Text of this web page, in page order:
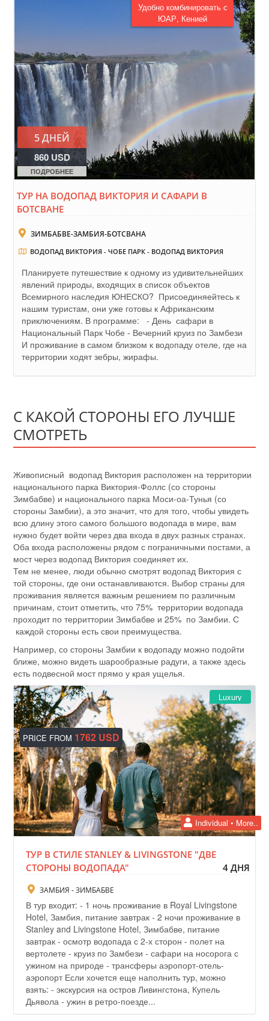
5 ДНЕЙ
860 USD
ПОДРОБНЕЕ
Удобно комбинировать с
ЮАР, Кенией
ТУР НА ВОДОПАД ВИКТОРИЯ И САФАРИ В
БОТСВАНЕ
ЗИМБАБВЕ-ЗАМБИЯ-БОТСВАНА
ВОДОПАД ВИКТОРИЯ - ЧОБЕ ПАРК - ВОДОПАД ВИКТОРИЯ
Планируете путешествие к одному из удивительнейших
явлений природы, входящих в список объектов
Всемирного наследия ЮНЕСКО? Присоединяейтесь к
нашим туристам, они уже готовы к Африканским
приключениям. В программе: - День сафари в
Национальный Парк Чобе - Вечерний круиз по Замбези
И проживание в самом близком к водопаду отеле, где на
территории ходят зебры, жирафы.
С КАКОЙ СТОРОНЫ ЕГО ЛУЧШЕ
СМОТРЕТЬ
Живописный водопад Виктория расположен на территории
национального парка Виктория-Фоллс (со стороны
Зимбабве) и национального парка Моси-оа-Тунья (со
стороны Замбии), а это значит, что для того, чтобы увидеть
всю длину этого самого большого водопада в мире, вам
нужно будет войти через два входа в двух разных странах.
Оба входа расположены рядом с пограничными постами, а
мост через водопад Виктория соединяет их.
Тем не менее, люди обычно смотрят водопад Виктория с
той стороны, где они останавливаются. Выбор страны для
проживания является важным решением по различным
причинам, стоит отметить, что 75% территории водопада
проходит по территтории Зимбабве и 25% по Замбии. С
каждой стороны есть свои преимущества.
Например, со стороны Замбии к водопаду можно подойти
ближе, можно видеть шарообразные радуги, а также здесь
есть подвесной мост прямо у края ущелья.
Individual • More..
Luxury
PRICE FROM 1762 USD
ТУР В СТИЛЕ STANLEY & LIVINGSTONE "ДВЕ
СТОРОНЫ ВОДОПАДА"
4 ДНЯ
ЗАМБИЯ - ЗИМБАБВЕ
В тур входит: - 1 ночь проживание в Royal Livingstone
Hotel, Замбия, питание завтрак - 2 ночи проживание в
Stanley and Livingstone Hotel, Зимбабве, питание
завтрак - осмотр водопада с 2-х сторон - полет на
вертолете - круиз по Замбези - сафари на носорога с
ужином на природе - трансферы аэропорт-отель-
аэропорт Если хочется еще наполнить тур, можно
взять: - экскурсия на остров Ливингстона, Купель
Дьявола - ужин в ретро-поезде...